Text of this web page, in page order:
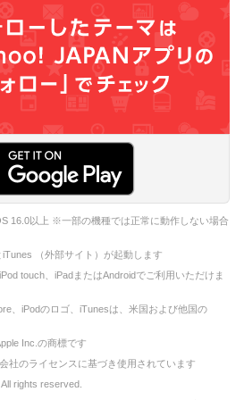
16.0以上 ※一部の機種では正常に動作しない場合
iTunes （外部サイト）が起動します
touch、iPadまたはAndroidでご利用いただけま
、iPodのロゴ、iTunesは、米国および他国の
Inc.の商標です
社のライセンスに基づき使用されています
rights reserved.